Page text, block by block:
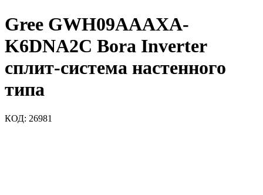
Gree GWH09AAAXA-
K6DNA2C Bora Inverter
сплит-система настенного
типа
КОД: 26981